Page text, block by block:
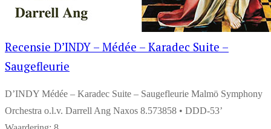
Recensie D’INDY – Médée – Karadec Suite –
Saugefleurie
D’INDY Médée – Karadec Suite – Saugefleurie Malmö Symphony
Orchestra o.l.v. Darrell Ang Naxos 8.573858 • DDD-53’